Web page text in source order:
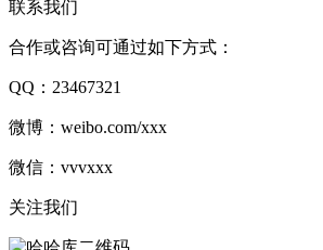
联系我们
合作或咨询可通过如下方式：
QQ：23467321
微博：weibo.com/xxx
微信：vvvxxx
关注我们